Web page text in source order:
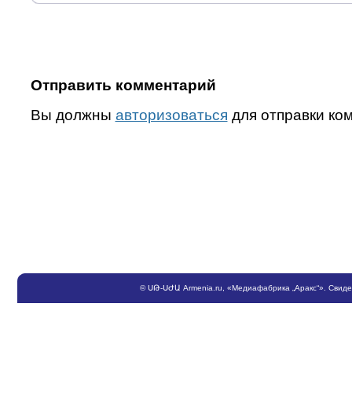
Отправить комментарий
Вы должны авторизоваться для отправки
©ՍԹ-ՍԺԱ Armenia.ru , «Медиафабрика „Аракс“».